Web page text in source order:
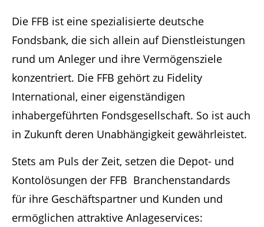
Die FFB ist eine spezialisierte deutsche
Fondsbank, die sich allein auf Dienstleistungen
rund um Anleger und ihre Vermögensziele
konzentriert. Die FFB gehört zu Fidelity
International, einer eigenständigen
inhabergeführten Fondsgesellschaft. So ist auch
in Zukunft deren Unabhängigkeit gewährleistet.
Stets am Puls der Zeit, setzen die Depot- und
Kontolösungen der FFB Branchenstandards
für ihre Geschäftspartner und Kunden und
ermöglichen attraktive Anlageservices: